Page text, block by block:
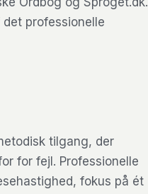
professionelle
tilgang, der
for fejl. Professionelle
fokus på ét